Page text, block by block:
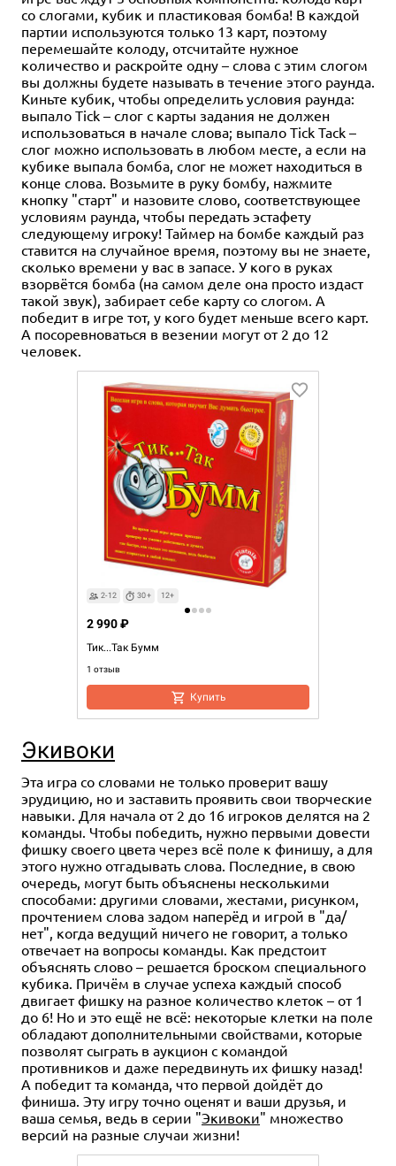
со слогами, кубик и пластиковая бомба! В каждой
партии используются только 13 карт, поэтому
перемешайте колоду, отсчитайте нужное
количество и раскройте одну – слова с этим слогом
вы должны будете называть в течение этого раунда.
Киньте кубик, чтобы определить условия раунда:
выпало Tick – слог с карты задания не должен
использоваться в начале слова; выпало Tick Tack –
слог можно использовать в любом месте, а если на
кубике выпала бомба, слог не может находиться в
конце слова. Возьмите в руку бомбу, нажмите
кнопку "старт" и назовите слово, соответствующее
условиям раунда, чтобы передать эстафету
следующему игроку! Таймер на бомбе каждый раз
ставится на случайное время, поэтому вы не знаете,
сколько времени у вас в запасе. У кого в руках
взорвётся бомба (на самом деле она просто издаст
такой звук), забирает себе карту со слогом. А
победит в игре тот, у кого будет меньше всего карт.
А посоревноваться в везении могут от 2 до 12
человек.
2-12 30+ 12+
Тик...Так Бумм
1 отзыв
2 990 ₽
Купить
Экивоки
Эта игра со словами не только проверит вашу
эрудицию, но и заставить проявить свои творческие
навыки. Для начала от 2 до 16 игроков делятся на 2
команды. Чтобы победить, нужно первыми довести
фишку своего цвета через всё поле к финишу, а для
этого нужно отгадывать слова. Последние, в свою
очередь, могут быть объяснены несколькими
способами: другими словами, жестами, рисунком,
прочтением слова задом наперёд и игрой в "да/
нет", когда ведущий ничего не говорит, а только
отвечает на вопросы команды. Как предстоит
объяснять слово – решается броском специального
кубика. Причём в случае успеха каждый способ
двигает фишку на разное количество клеток – от 1
до 6! Но и это ещё не всё: некоторые клетки на поле
обладают дополнительными свойствами, которые
позволят сыграть в аукцион с командой
противников и даже передвинуть их фишку назад!
А победит та команда, что первой дойдёт до
финиша. Эту игру точно оценят и ваши друзья, и
ваша семья, ведь в серии "Экивоки" множество
версий на разные случаи жизни!